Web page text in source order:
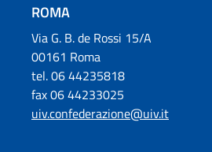
ROMA
Via G. B. de Rossi 15/A
00161 Roma
tel. 06 44235818
fax 06 44233025
uiv.confederazione@uiv.it